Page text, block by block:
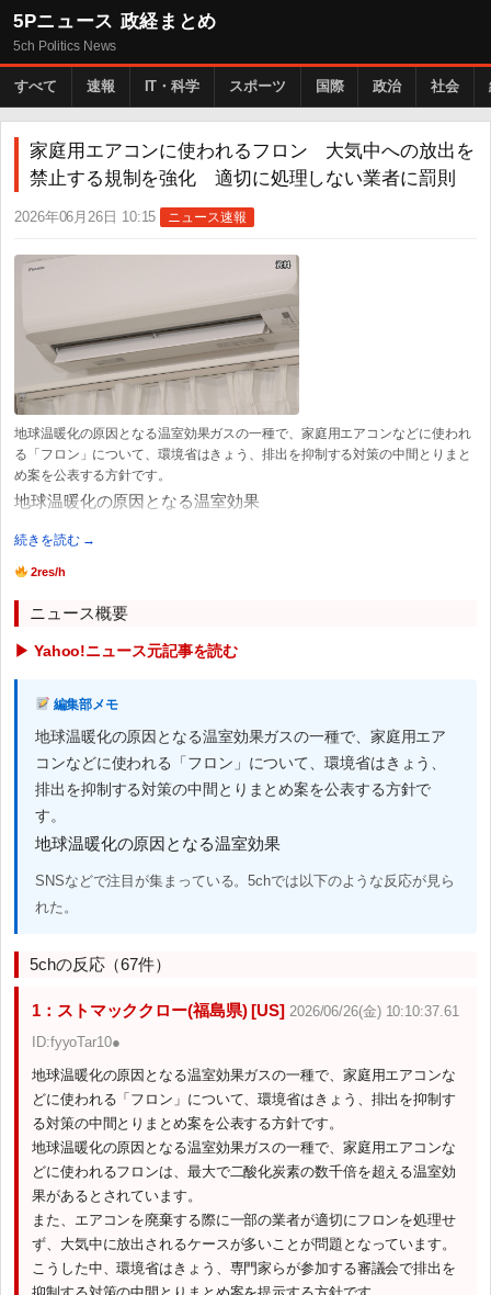
5Pニュース 政経まとめ
5ch Politics News
すべて 速報 IT・科学 スポーツ 国際 政治 社会
家庭用エアコンに使われるフロン 大気中への放出を
禁止する規制を強化 適切に処理しない業者に罰則
2026年06月26日 10:15 ニュース速報
地球温暖化の原因となる温室効果ガスの一種で、家庭用エアコンなどに使われ
る「フロン」について、環境省はきょう、排出を抑制する対策の中間とりまと
め案を公表する方針です。
地球温暖化の原因となる温室効果
続きを読む →
2res/h
ニュース概要
▶ Yahoo!ニュース元記事を読む
編集部メモ
地球温暖化の原因となる温室効果ガスの一種で、家庭用エア
コンなどに使われる「フロン」について、環境省はきょう、
排出を抑制する対策の中間とりまとめ案を公表する方針で
す。
地球温暖化の原因となる温室効果
SNSなどで注目が集まっている。5chでは以下のような反応が見ら
れた。
5chの反応（67件）
1：ストマッククロー(福島県) [US] 2026/06/26(金) 10:10:37.61
ID:fyyoTar10●
地球温暖化の原因となる温室効果ガスの一種で、家庭用エアコンな
どに使われる「フロン」について、環境省はきょう、排出を抑制す
る対策の中間とりまとめ案を公表する方針です。
地球温暖化の原因となる温室効果ガスの一種で、家庭用エアコンな
どに使われるフロンは、最大で二酸化炭素の数千倍を超える温室効
果があるとされています。
また、エアコンを廃棄する際に一部の業者が適切にフロンを処理せ
ず、大気中に放出されるケースが多いことが問題となっています。
こうした中、環境省はきょう、専門家らが参加する審議会で排出を